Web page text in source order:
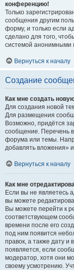
конференцию!
Только
сообщения другим
форму, и только если
сделано для того,
системой анонимными
Вернуться к началу
Создание
Как мне создать
Для создания новой
Для размещения
Возможно, придётся
сообщение. Перечень
форума или темы.
добавлять вложения»
Вернуться к началу
Как мне
Если вы не являетесь
вы можете
Вы можете перейти к
соответствующем
времени после его
под ним появится
правок, а также дату и
появляется, если
модератор, хотя они
своему усмотрению.